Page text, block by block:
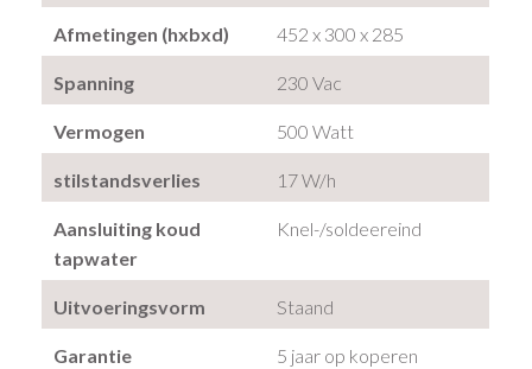
Afmetingen (hxbxd) 452 x 300 x 285
Spanning 230 Vac
Vermogen 500 Watt
stilstandsverlies 17 W/h
Aansluiting koud
tapwater
Knel-/soldeereind
Uitvoeringsvorm Staand
Garantie
5 jaar op koperen